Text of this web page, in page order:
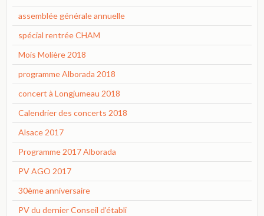
assemblée générale annuelle
spécial rentrée CHAM
Mois Molière 2018
programme Alborada 2018
concert à Longjumeau 2018
Calendrier des concerts 2018
Alsace 2017
Programme 2017 Alborada
PV AGO 2017
30ème anniversaire
PV du dernier Conseil d’établi